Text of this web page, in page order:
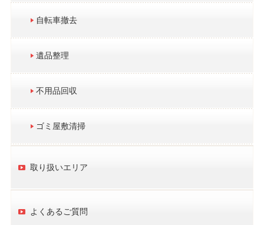
自転車撤去
遺品整理
不用品回収
ゴミ屋敷清掃
取り扱いエリア
よくあるご質問